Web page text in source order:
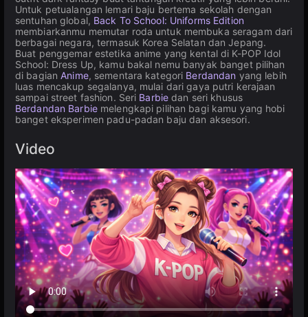
Untuk petualangan lemari baju bertema sekolah dengan
sentuhan global, Back To School: Uniforms Edition
membiarkanmu memutar roda untuk membuka seragam dari
berbagai negara, termasuk Korea Selatan dan Jepang.
Buat penggemar estetika anime yang kental di K-POP Idol
School: Dress Up, kamu bakal nemu banyak banget pilihan
di bagianAnime, sementara kategori Berdandan yang lebih
luas mencakup segalanya, mulai dari gaya putri kerajaan
sampai street fashion. Seri Barbie dan seri khusus
Berdandan Barbiemelengkapi pilihan bagi kamu yang hobi
banget eksperimen padu-padan baju dan aksesori.
Video